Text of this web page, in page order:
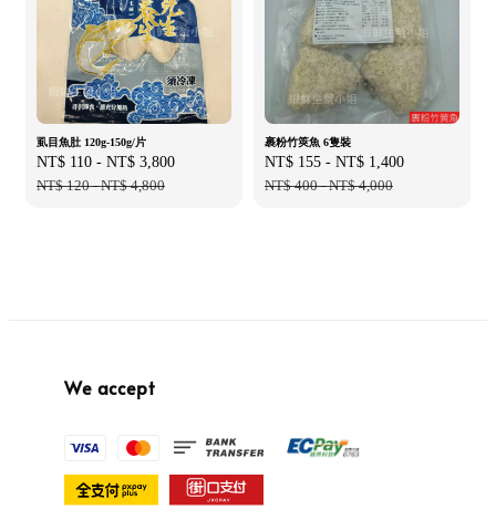
虱目魚肚 120g-150g/片
Sale
price
NT$ 110 - NT$ 3,800
NT$ 120-NT$ 4,800
裹粉竹筴魚 6隻裝
Sale
price
NT$ 155 - NT$ 1,400
NT$ 400-NT$ 4,000
We accept